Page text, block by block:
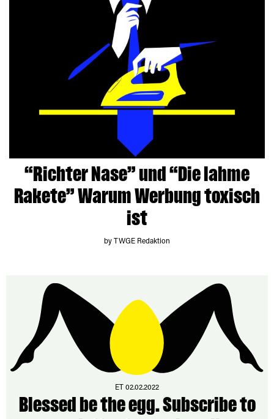
“Richter Nase” und “Die lahme
Rakete” Warum Werbung toxisch
ist
by TWGE Redaktion
ET 02.02.2022
Blessed be the egg. Subscribe to